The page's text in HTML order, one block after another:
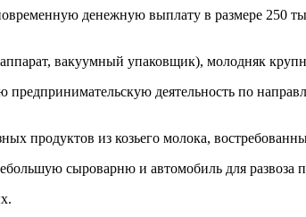
денежную выплату в размере 250
вакуумный упаковщик), молодняк
деятельность по
продуктов из козьего молока,
сыроварню и автомобиль для развоза